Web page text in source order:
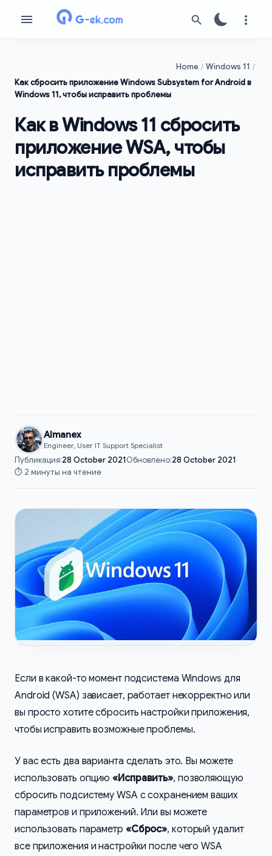
Home
Windows 11
Как сбросить приложение Windows Subsystem for Android в
Windows 11, чтобы исправить проблемы
Как в Windows 11 сбросить
приложение WSA, чтобы
исправить проблемы
Almanex
Engineer, User IT Support Specialist
Публикация:28 October 2021Обновлено:28 October 2021
⏱️ 2 минуты на чтение
Если в какой-то момент подсистема Windows для
Android (WSA) зависает, работает некорректно или
вы просто хотите сбросить настройки приложения,
чтобы исправить возможные проблемы.
У вас есть два варианта сделать это. Вы можете
использовать опцию«Исправить», позволяющую
сбросить подсистему WSA с сохранением ваших
параметров и приложений. Или вы можете
использовать параметр «Сброс», который удалит
все приложения и настройки после чего WSA